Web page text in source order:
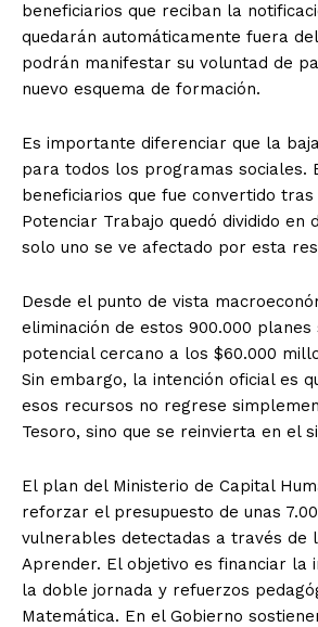
beneficiarios que reciban la
quedarán automáticamente fuera
podrán manifestar su voluntad de
nuevo esquema de formación.
Es importante diferenciar que la
para todos los programas sociales.
beneficiarios que fue convertido
Potenciar Trabajo quedó dividido en
solo uno se ve afectado por esta
Desde el punto de vista
eliminación de estos 900.000 planes
potencial cercano a los $60.000
Sin embargo, la intención oficial es
esos recursos no regrese
Tesoro, sino que se reinvierta en el
El plan del Ministerio de Capital
reforzar el presupuesto de unas
vulnerables detectadas a través de
Aprender. El objetivo es financiar la
la doble jornada y refuerzos
Matemática. En el Gobierno